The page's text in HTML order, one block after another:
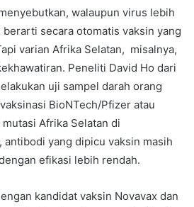
walaupun virus lebih
berarti secara otomatis vaksin yang
varian Afrika Selatan, misalnya,
Peneliti David Ho dari
uji sampel darah orang
BioNTech/Pfizer atau
Afrika Selatan di
antibodi yang dipicu vaksin masih
efikasi lebih rendah.
kandidat vaksin Novavax dan